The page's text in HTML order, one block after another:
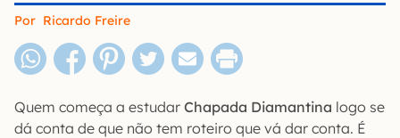
Por Ricardo Freire
Quem começa a estudar Chapada Diamantina logo se
dá conta de que não tem roteiro que vá dar conta. É